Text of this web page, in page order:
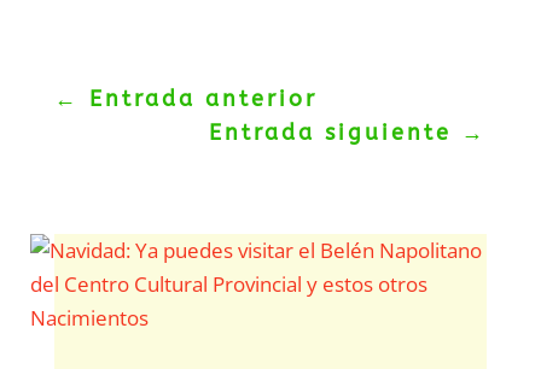
← Entrada anterior
Entrada siguiente
→